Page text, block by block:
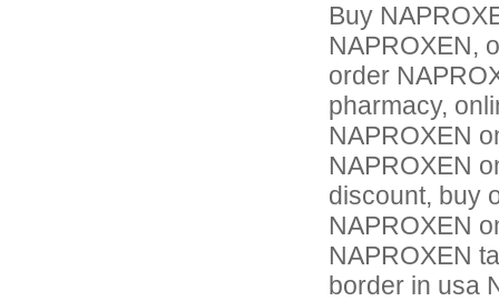
Buy
NAPROXEN,
order
pharmacy,
NAPROXEN
NAPROXEN
discount, buy
NAPROXEN
NAPROXEN
border in usa